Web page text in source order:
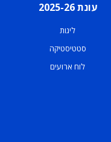
עונת 2025-26
ליגות
סטטיסטיקה
לוח ארועים